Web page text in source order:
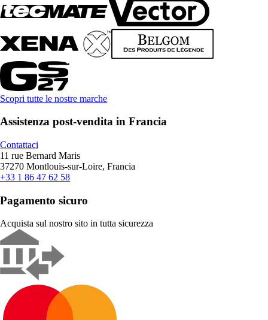
Scopri tutte le nostre marche
Assistenza post-vendita in Francia
Contattaci
11 rue Bernard Maris
37270 Montlouis-sur-Loire, Francia
+33 1 86 47 62 58
Pagamento sicuro
Acquista sul nostro sito in tutta sicurezza